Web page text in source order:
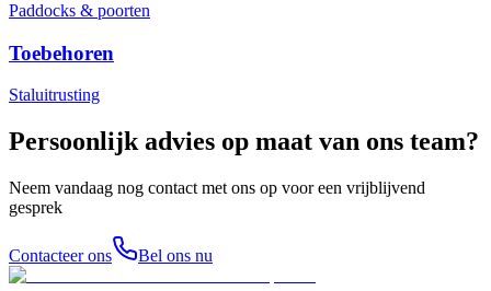
Paddocks & poorten
Toebehoren
Staluitrusting
Persoonlijk advies op maat van ons team?
Neem vandaag nog contact met ons op voor een vrijblijvend
gesprek
Contacteer ons Bel ons nu